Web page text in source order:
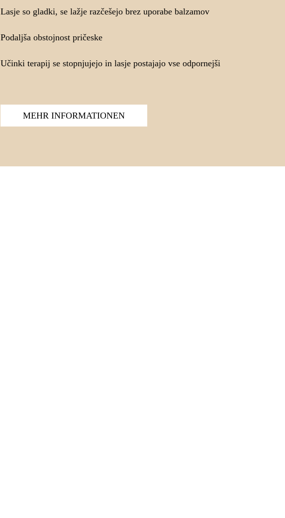
Lasje so gladki, se lažje razčešejo brez uporabe balzamov
Podaljša obstojnost pričeske
Učinki terapij se stopnjujejo in lasje postajajo vse odpornejši
MEHR INFORMATIONEN